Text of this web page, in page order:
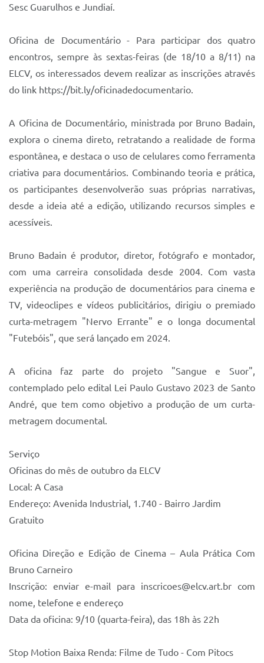
Sesc Guarulhos e Jundiaí.
Oficina de Documentário - Para participar dos quatro
encontros, sempre às sextas-feiras (de 18/10 a 8/11) na
ELCV, os interessados devem realizar as inscrições através
do link https://bit.ly/oficinadedocumentario.
A Oficina de Documentário, ministrada por Bruno Badain,
explora o cinema direto, retratando a realidade de forma
espontânea, e destaca o uso de celulares como ferramenta
criativa para documentários. Combinando teoria e prática,
os participantes desenvolverão suas próprias narrativas,
desde a ideia até a edição, utilizando recursos simples e
acessíveis.
Bruno Badain é produtor, diretor, fotógrafo e montador,
com uma carreira consolidada desde 2004. Com vasta
experiência na produção de documentários para cinema e
TV, videoclipes e vídeos publicitários, dirigiu o premiado
curta-metragem "Nervo Errante" e o longa documental
"Futebóis", que será lançado em 2024.
A oficina faz parte do projeto "Sangue e Suor",
contemplado pelo edital Lei Paulo Gustavo 2023 de Santo
André, que tem como objetivo a produção de um curta-
metragem documental.
Serviço
Oficinas do mês de outubro da ELCV
Local: A Casa
Endereço: Avenida Industrial, 1.740 - Bairro Jardim
Gratuito
Oficina Direção e Edição de Cinema – Aula Prática Com
Bruno Carneiro
Inscrição: enviar e-mail para inscricoes@elcv.art.br com
nome, telefone e endereço
Data da oficina: 9/10 (quarta-feira), das 18h às 22h
Stop Motion Baixa Renda: Filme de Tudo - Com Pitocs